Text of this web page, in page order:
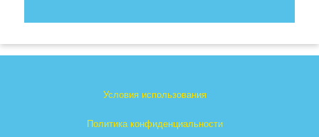
Условия использования
Политика конфиденциальности